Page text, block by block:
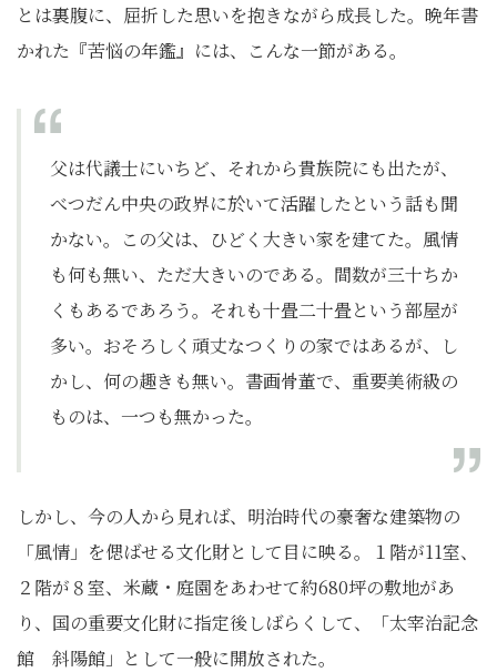
とは裏腹に、屈折した思いを抱きながら成長した。晩年書
かれた『苦悩の年鑑』には、こんな一節がある。
父は代議士にいちど、それから貴族院にも出たが、
べつだん中央の政界に於いて活躍したという話も聞
かない。この父は、ひどく大きい家を建てた。風情
も何も無い、ただ大きいのである。間数が三十ちか
くもあるであろう。それも十畳二十畳という部屋が
多い。おそろしく頑丈なつくりの家ではあるが、し
かし、何の趣きも無い。書画骨董で、重要美術級の
ものは、一つも無かった。
しかし、今の人から見れば、明治時代の豪奢な建築物の
「風情」を偲ばせる文化財として目に映る。１階が11室、
２階が８室、米蔵・庭園をあわせて約680坪の敷地があ
り、国の重要文化財に指定後しばらくして、「太宰治記念
館 斜陽館」として一般に開放された。